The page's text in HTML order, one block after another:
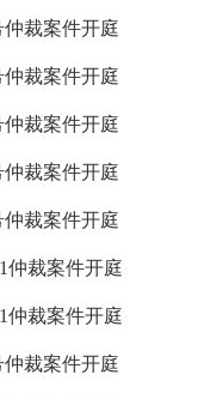
仲裁案件开庭
仲裁案件开庭
仲裁案件开庭
仲裁案件开庭
仲裁案件开庭
仲裁案件开庭
仲裁案件开庭
仲裁案件开庭